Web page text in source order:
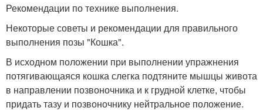
Рекомендации по технике выполнения.
Некоторые советы и рекомендации для правильного
выполнения позы "Кошка".
В исходном положении при выполнении упражнения
потягивающаяся кошка слегка подтяните мышцы живота
в направлении позвоночника и к грудной клетке, чтобы
придать тазу и позвоночнику нейтральное положение.